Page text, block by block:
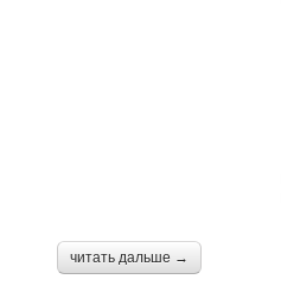
читать дальше →